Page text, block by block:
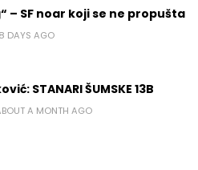
– SF noar koji se ne propušta
DAYS AGO
STANARI ŠUMSKE 13B
A MONTH AGO